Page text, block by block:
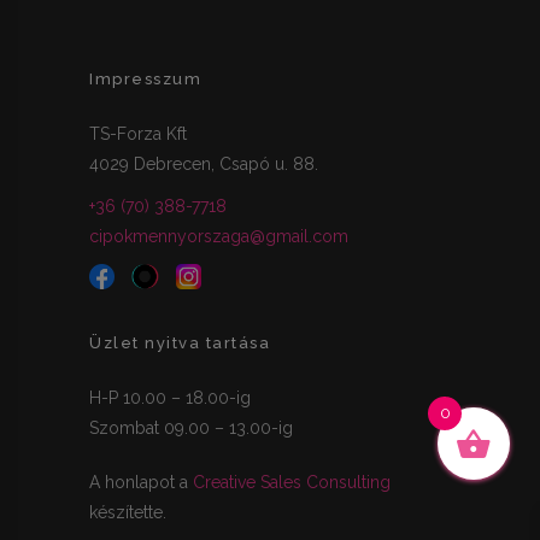
Impresszum
TS-Forza Kft
4029 Debrecen, Csapó u. 88.
+36 (70) 388-7718
cipokmennyorszaga@gmail.com
Üzlet nyitva tartása
H-P 10.00 – 18.00-ig
Szombat 09.00 – 13.00-ig
A honlapot a Creative Sales Consulting
készítette.
0